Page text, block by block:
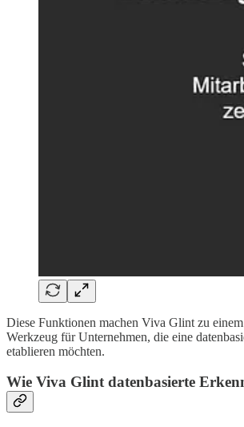
Diese Funktionen machen Viva Glint zu
Werkzeug für Unternehmen, die eine
etablieren möchten.
Wie Viva Glint datenbasierte